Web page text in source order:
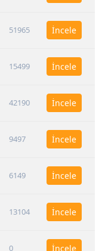
51965 İncele
15499 İncele
42190 İncele
9497 İncele
6149 İncele
13104 İncele
0 İncele